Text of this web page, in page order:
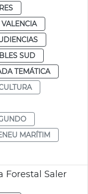
VALENCIA
SUD
TEMÁTICA
MARÍTIM
Forestal Saler